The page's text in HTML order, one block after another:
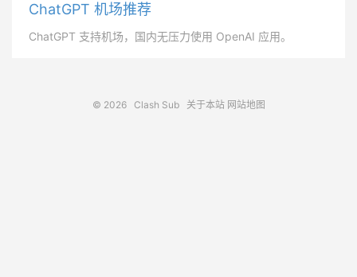
ChatGPT 机场推荐
ChatGPT 支持机场，国内无压力使用 OpenAI 应用。
© 2026 Clash Sub 关于本站 网站地图